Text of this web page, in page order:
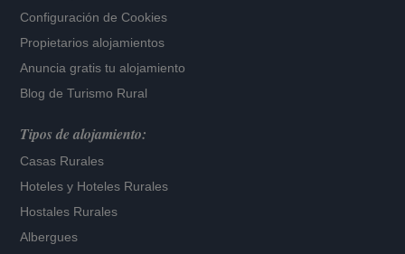
Configuración de Cookies
Propietarios alojamientos
Anuncia gratis tu alojamiento
Blog de Turismo Rural
Tipos de alojamiento:
Casas Rurales
Hoteles y Hoteles Rurales
Hostales Rurales
Albergues